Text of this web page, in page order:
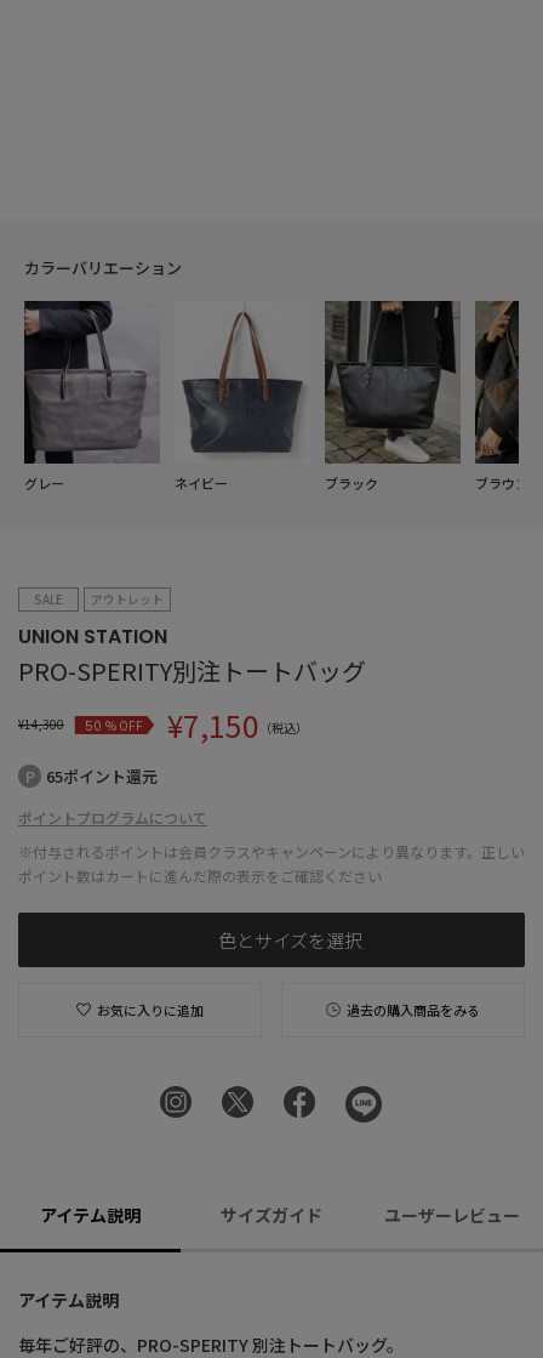
カラーバリエーション
グレー ネイビー ブラック ブラウン
SALE アウトレット
UNION STATION
PRO-SPERITY別注トートバッグ
¥14,300 50% OFF ¥7,150 （税込）
65ポイント還元
ポイントプログラムについて
※付与されるポイントは会員クラスやキャンペーンにより異なります。正しい
ポイント数はカートに進んだ際の表示をご確認ください
色とサイズを選択
お気に入りに追加 過去の購入商品をみる
アイテム説明 サイズガイド ユーザーレビュー
アイテム説明
毎年ご好評の、PRO-SPERITY 別注トートバッグ。